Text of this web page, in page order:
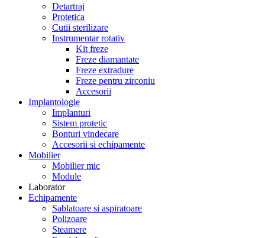
Detartraj
Protetica
Cutii sterilizare
Instrumentar rotativ
Kit freze
Freze diamantate
Freze extradure
Freze pentru zirconiu
Accesorii
Implantologie
Implanturi
Sistem protetic
Bonturi vindecare
Accesorii si echipamente
Mobilier
Mobilier mic
Module
Laborator
Echipamente
Sablatoare si aspiratoare
Polizoare
Steamere